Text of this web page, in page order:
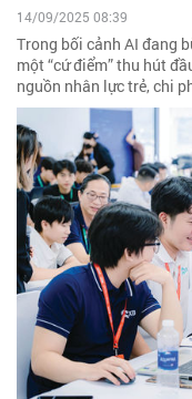
14/09/2025 08:39
Trong bối cảnh AI đang
một “cứ điểm” thu hút
nguồn nhân lực trẻ, chi